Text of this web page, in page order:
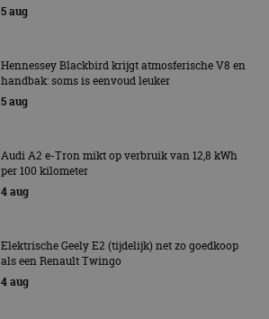
5 aug
Hennessey Blackbird krijgt atmosferische V8 en
handbak: soms is eenvoud leuker
5 aug
Audi A2 e-Tron mikt op verbruik van 12,8 kWh
per 100 kilometer
4 aug
Elektrische Geely E2 (tijdelijk) net zo goedkoop
als een Renault Twingo
4 aug